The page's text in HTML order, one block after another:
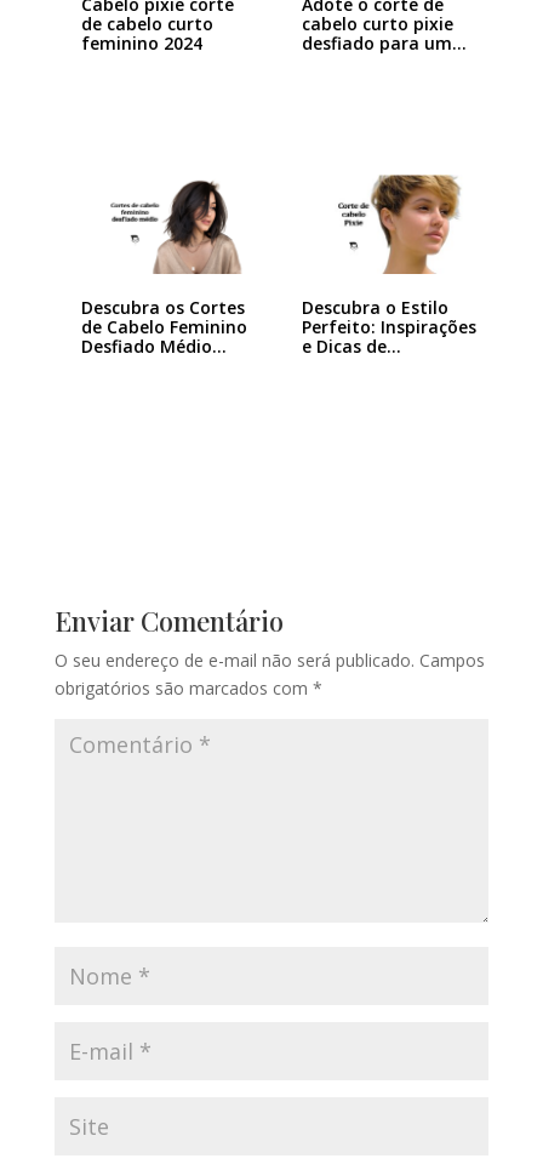
Cabelo pixie corte
de cabelo curto
feminino 2024
Adote o corte de
cabelo curto pixie
desfiado para um…
Descubra os Cortes
de Cabelo Feminino
Desfiado Médio…
Descubra o Estilo
Perfeito: Inspirações
e Dicas de…
Enviar Comentário
O seu endereço de e-mail não será publicado. Campos
obrigatórios são marcados com *